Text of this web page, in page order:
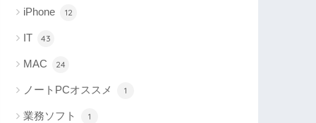
iPhone 12
IT 43
MAC 24
ノートPCオススメ 1
業務ソフト 1